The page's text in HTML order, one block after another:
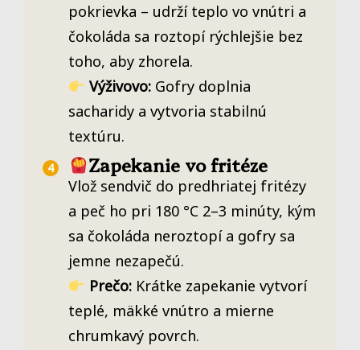
pokrievka – udrží teplo vo vnútri a
čokoláda sa roztopí rýchlejšie bez
toho, aby zhorela.
Výživovo:Gofry doplnia
sacharidy a vytvoria stabilnú
textúru.
Zapekanie vo fritéze
Vlož sendvič do predhriatej fritézy
a peč ho pri 180 °C 2–3 minúty, kým
sa čokoláda neroztopí a gofry sa
jemne nezapečú.
Prečo:Krátke zapekanie vytvorí
teplé, mäkké vnútro a mierne
chrumkavý povrch.